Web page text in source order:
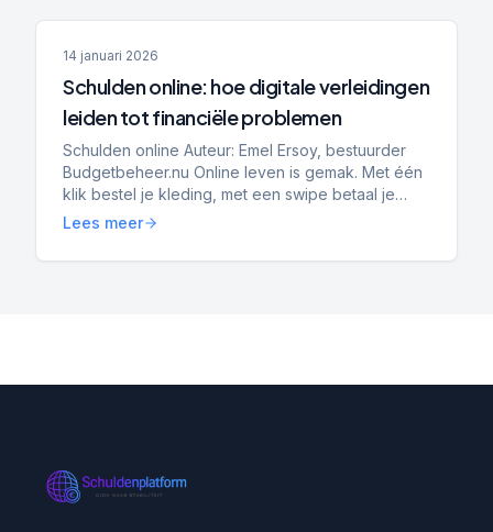
14 januari 2026
Schulden online: hoe digitale verleidingen
leiden tot financiële problemen
Schulden online Auteur: Emel Ersoy, bestuurder
Budgetbeheer.nu Online leven is gemak. Met één
klik bestel je kleding, met een swipe betaal je
achteraf en met een app heb je direct inzicht in je
Lees meer